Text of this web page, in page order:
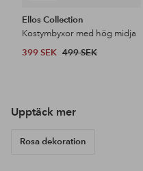
Ellos Collection
Kostymbyxor med hög midja
399 SEK 499 SEK
Upptäck mer
Rosa dekoration